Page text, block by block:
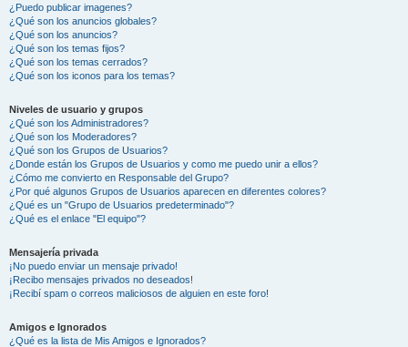
¿Puedo publicar imagenes?
¿Qué son los anuncios globales?
¿Qué son los anuncios?
¿Qué son los temas fijos?
¿Qué son los temas cerrados?
¿Qué son los iconos para los temas?
Niveles de usuario y grupos
¿Qué son los Administradores?
¿Qué son los Moderadores?
¿Qué son los Grupos de Usuarios?
¿Donde están los Grupos de Usuarios y como me puedo unir a ellos?
¿Cómo me convierto en Responsable del Grupo?
¿Por qué algunos Grupos de Usuarios aparecen en diferentes colores?
¿Qué es un "Grupo de Usuarios predeterminado"?
¿Qué es el enlace "El equipo"?
Mensajería privada
¡No puedo enviar un mensaje privado!
¡Recibo mensajes privados no deseados!
¡Recibí spam o correos maliciosos de alguien en este foro!
Amigos e Ignorados
¿Qué es la lista de Mis Amigos e Ignorados?